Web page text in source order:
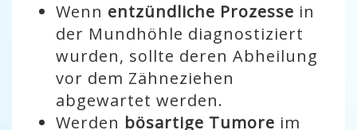
Wenn entzündliche Prozesse in
der Mundhöhle diagnostiziert
wurden, sollte deren Abheilung
vor dem Zähneziehen
abgewartet werden.
Werden bösartige Tumore im